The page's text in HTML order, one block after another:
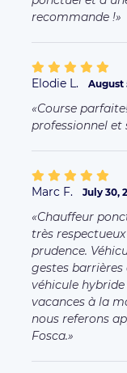
recommande !
Elodie L. August
Course
professionnel et
Marc F. July 30,
Chauffeur
très
prudence.
gestes
véhicule
vacances à la
nous referons
Fosca.